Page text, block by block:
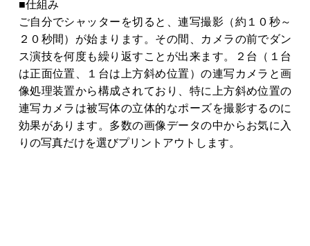
■仕組み
ご自分でシャッターを切ると、連写撮影（約１０秒～
２０秒間）が始まります。その間、カメラの前でダン
ス演技を何度も繰り返すことが出来ます。２台（１台
は正面位置、１台は上方斜め位置）の連写カメラと画
像処理装置から構成されており、特に上方斜め位置の
連写カメラは被写体の立体的なポーズを撮影するのに
効果があります。多数の画像データの中からお気に入
りの写真だけを選びプリントアウトします。